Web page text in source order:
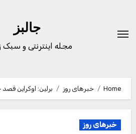
content
جالبز
مجله اینترنتی و سبک
Home خبرهای روز برلین: اوکراین قصد
خبرهای روز